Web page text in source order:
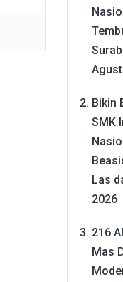
Bikin
SMK
Las
2026
216
Mas